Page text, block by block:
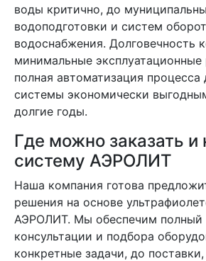
воды критично, до
водоподготовки и систем
водоснабжения. Долговечность
минимальные
полная автоматизация процесса
системы экономически
долгие годы.
Где можно заказать и
систему АЭРОЛИТ
Наша компания готова
решения на основе
АЭРОЛИТ. Мы обеспечим полный
консультации и подбора
конкретные задачи, до